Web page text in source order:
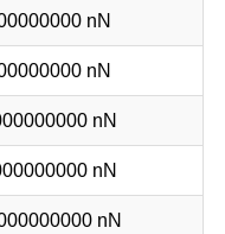
nN
nN
nN
nN
nN